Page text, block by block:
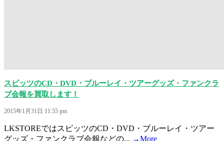
スピッツのCD・DVD・ブルーレイ・ツアーグッズ・ファンクラ
ブ会報を買取します！
2015年1月31日 11:55 pm
LKSTOREではスピッツのCD・DVD・ブルーレイ・ツアー
グッズ・ファンクラブ会報などの... →More